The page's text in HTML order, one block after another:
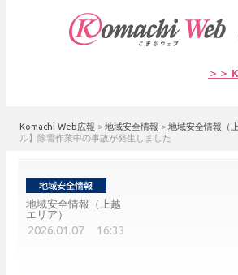
＞＞
Komachi Web広報 > 地域安全情報 > 地域安全情報（
ル】除雪作業中の事故が発生しました
地域安全情報（上越
エリア）
2026.01.07 16:33